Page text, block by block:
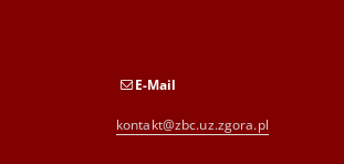
E-Mail
kontakt@zbc.uz.zgora.pl